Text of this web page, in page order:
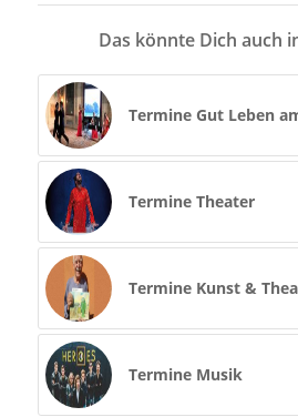
Das könnte Dich auch
Termine Gut Leben
Termine Theater
Termine Kunst &
Termine Musik